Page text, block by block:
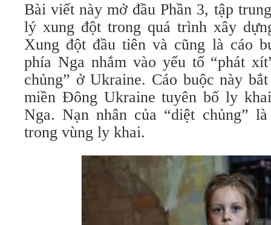
Bài viết này mở đầu Phần 3, tập
lý xung đột trong quá trình xây
Xung đột đầu tiên và cũng là cáo
phía Nga nhắm vào yếu tố “phát
chủng” ở Ukraine. Cáo buộc này
miền Đông Ukraine tuyên bố ly
Nga. Nạn nhân của “diệt chủng”
trong vùng ly khai.